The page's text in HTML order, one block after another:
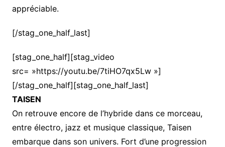
appréciable.
[/stag_one_half_last]
[stag_one_half][stag_video
src= »https://youtu.be/7tiHO7qx5Lw »]
[/stag_one_half][stag_one_half_last]
TAISEN
On retrouve encore de l’hybride dans ce morceau,
entre électro, jazz et musique classique, Taisen
embarque dans son univers. Fort d’une progression